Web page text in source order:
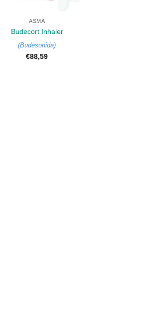
ASMA
Budecort Inhaler
(Budesonida)
€88,59